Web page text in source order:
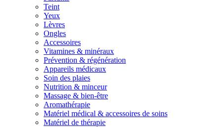
Teint
Yeux
Lèvres
Ongles
Accessoires
Vitamines & minéraux
Prévention & régénération
Appareils médicaux
Soin des plaies
Nutrition & minceur
Massage & bien-être
Aromathérapie
Matériel médical & accessoires de soins
Matériel de thérapie